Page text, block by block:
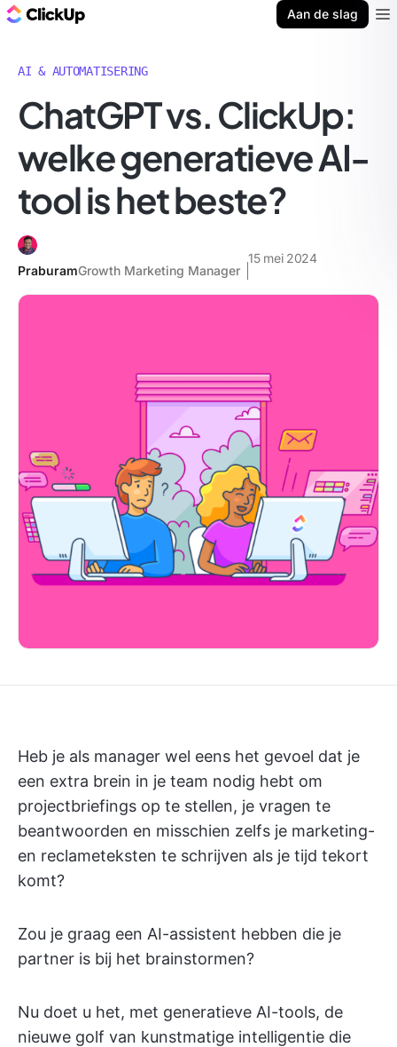
Aan de slag
AI & AUTOMATISERING
ChatGPT vs. ClickUp:
welke generatieve AI-
tool is het beste?
PraburamGrowth Marketing Manager
15 mei 2024
Heb je als manager wel eens het gevoel dat je
een extra brein in je team nodig hebt om
projectbriefings op te stellen, je vragen te
beantwoorden en misschien zelfs je marketing-
en reclameteksten te schrijven als je tijd tekort
komt?
Zou je graag een AI-assistent hebben die je
partner is bij het brainstormen?
Nu doet u het, met generatieve AI-tools, de
nieuwe golf van kunstmatige intelligentie die